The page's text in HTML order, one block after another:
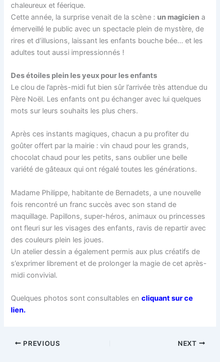
chaleureux et féerique.
Cette année, la surprise venait de la scène : un magicien a
émerveillé le public avec un spectacle plein de mystère, de
rires et d’illusions, laissant les enfants bouche bée… et les
adultes tout aussi impressionnés !
Des étoiles plein les yeux pour les enfants
Le clou de l’après-midi fut bien sûr l’arrivée très attendue du
Père Noël. Les enfants ont pu échanger avec lui quelques
mots sur leurs souhaits les plus chers.
Après ces instants magiques, chacun a pu profiter du
goûter offert par la mairie : vin chaud pour les grands,
chocolat chaud pour les petits, sans oublier une belle
variété de gâteaux qui ont régalé toutes les générations.
Madame Philippe, habitante de Bernadets, a une nouvelle
fois rencontré un franc succès avec son stand de
maquillage. Papillons, super-héros, animaux ou princesses
ont fleuri sur les visages des enfants, ravis de repartir avec
des couleurs plein les joues.
Un atelier dessin a également permis aux plus créatifs de
s’exprimer librement et de prolonger la magie de cet après-
midi convivial.
Quelques photos sont consultables encliquant sur ce
lien.
PREVIOUS NEXT